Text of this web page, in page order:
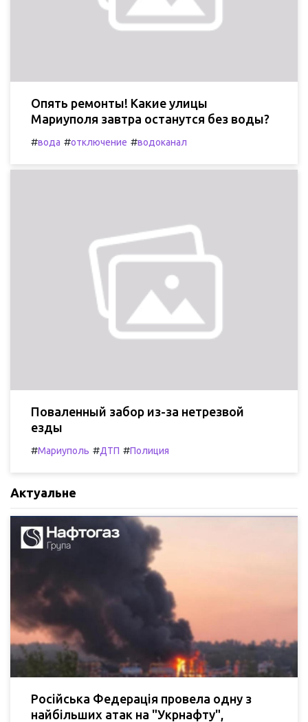
Опять ремонты! Какие улицы
Мариуполя завтра останутся без воды?
#вода #отключение #водоканал
Поваленный забор из-за нетрезвой
езды
#Мариуполь #ДТП #Полиция
Актуальне
Російська Федерація провела одну з
найбільших атак на "Укрнафту",